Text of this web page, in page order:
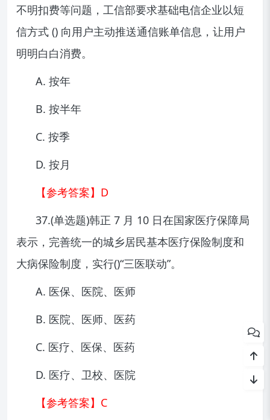
不明扣费等问题，工信部要求基础电信企业以短
信方式 () 向用户主动推送通信账单信息，让用户
明明白白消费。
A. 按年
B. 按半年
C. 按季
D. 按月
【参考答案】D
37.(单选题)韩正 7 月 10 日在国家医疗保障局
表示，完善统一的城乡居民基本医疗保险制度和
大病保险制度，实行()“三医联动”。
A. 医保、医院、医师
B. 医院、医师、医药
C. 医疗、医保、医药
D. 医疗、卫校、医院
【参考答案】C